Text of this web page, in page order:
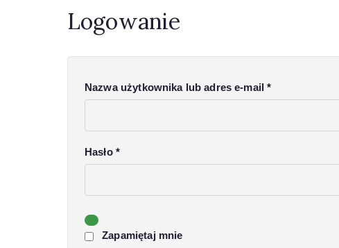
Logowanie
Nazwa użytkownika lub adres e-mail*
Hasło *
Zapamiętaj mnie